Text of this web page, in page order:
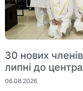
30 нових
липні до
06.08.2026